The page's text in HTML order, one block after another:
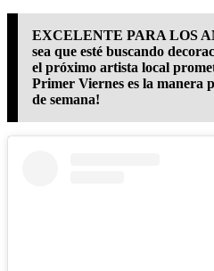
EXCELENTE PARA LOS
sea que esté buscando
el próximo artista local
Primer Viernes es la manera
de semana!